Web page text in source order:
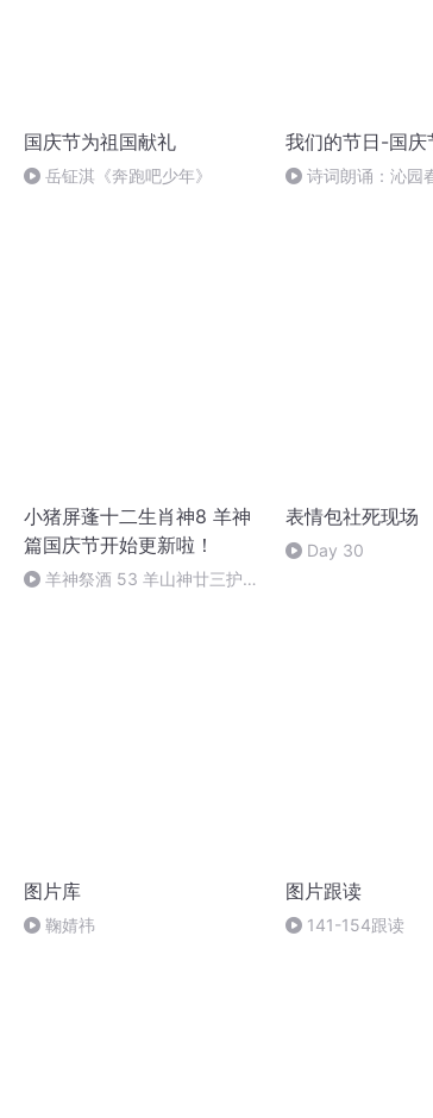
国庆节为祖国献礼
岳钲淇《奔跑吧少年》
我们的节日-国庆
诗词朗诵：沁园
小猪屏蓬十二生肖神8 羊神
篇国庆节开始更新啦！
羊神祭酒 53 羊山神廿三护祭
表情包社死现场
Day 30
图片库
鞠婧祎
图片跟读
141-154跟读